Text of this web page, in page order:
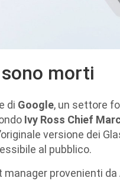
sono morti
di Google, un settore
Ivy Ross Chief
versione dei
al pubblico.
provenienti da